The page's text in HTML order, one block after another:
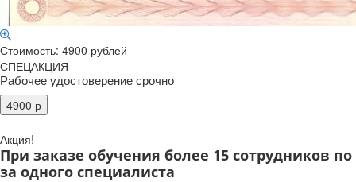
Стоимость: 4900 рублей
СПЕЦАКЦИЯ
Рабочее удостоверение срочно
Акция!
При заказе обучения более 15 сотрудников
за одного специалиста